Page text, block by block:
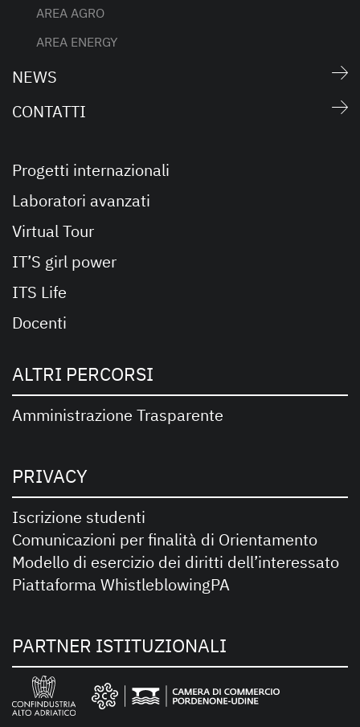
AREA AGRO
AREA ENERGY
NEWS
CONTATTI
Progetti internazionali
Laboratori avanzati
Virtual Tour
IT’S girl power
ITS Life
Docenti
ALTRI PERCORSI
Amministrazione Trasparente
PRIVACY
Iscrizione studenti
Comunicazioni per finalità di Orientamento
Modello di esercizio dei diritti dell’interessato
Piattaforma WhistleblowingPA
PARTNER ISTITUZIONALI